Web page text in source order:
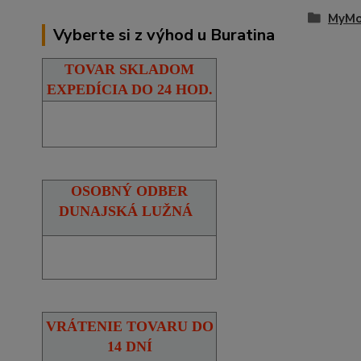
Vyberte si z výhod u Buratina
TOVAR SKLADOM
EXPEDÍCIA DO 24 HOD.
OSOBNÝ ODBER
DUNAJSKÁ LUŽNÁ
VRÁTENIE TOVARU DO
14 DNÍ